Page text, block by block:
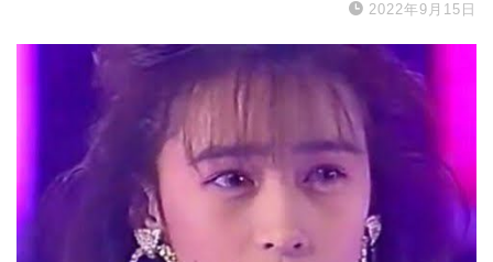
2022年9月15日